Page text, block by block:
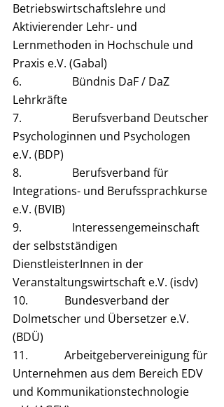
Betriebswirtschaftslehre und
Aktivierender Lehr- und
Lernmethoden in Hochschule und
Praxis e.V. (Gabal)
6.                  Bündnis DaF / DaZ
Lehrkräfte
7.                  Berufsverband Deutscher
Psychologinnen und Psychologen
e.V. (BDP)
8.                  Berufsverband für
Integrations- und Berufssprachkurse
e.V. (BVIB)
9.                  Interessengemeinschaft
der selbstständigen
DienstleisterInnen in der
Veranstaltungswirtschaft e.V. (isdv)
10.             Bundesverband der
Dolmetscher und Übersetzer e.V.
(BDÜ)
11.             Arbeitgebervereinigung für
Unternehmen aus dem Bereich EDV
und Kommunikationstechnologie